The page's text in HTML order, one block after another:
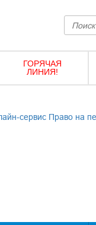
ГОРЯЧАЯ
ЛИНИЯ!